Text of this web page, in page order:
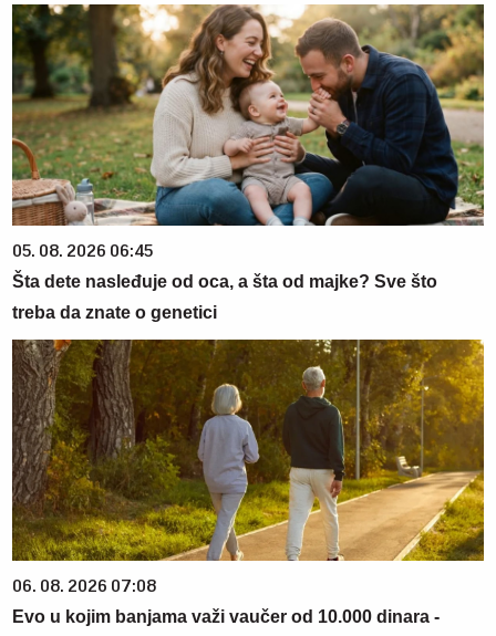
05. 08. 2026 06:45
Šta dete nasleđuje od oca, a šta od majke? Sve što
treba da znate o genetici
06. 08. 2026 07:08
Evo u kojim banjama važi vaučer od 10.000 dinara -